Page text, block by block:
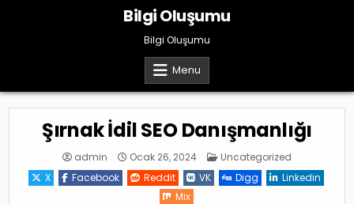
Bilgi Oluşumu
Bilgi Oluşumu
Menu
Şırnak İdil SEO Danışmanlığı
admin Ocak 26, 2024 Posted
Uncategorized
X
Facebook Reddit VK Digg
Linkedin
Mix